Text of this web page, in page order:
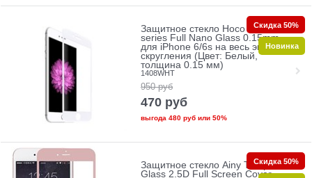
Защитное стекло Hoco Ghost
series Full Nano Glass 0.15mm
для iPhone 6/6s на весь экран без
скругления (Цвет: Белый,
толщина 0.15 мм)
1408WHT
950 руб
470 руб
выгода 480 рубили 50%
Скидка 50%
Новинка
Защитное стекло Ainy Tempered
Glass 2.5D Full Screen Cover
Скидка 50%